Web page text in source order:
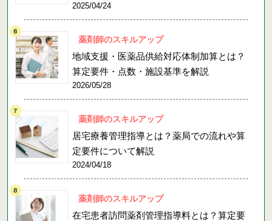
2025/04/24
薬剤師のスキルアップ
地域支援・医薬品供給対応体制加算とは？
算定要件・点数・施設基準を解説
2026/05/28
薬剤師のスキルアップ
居宅療養管理指導とは？薬局での流れや算
定要件について解説
2024/04/18
薬剤師のスキルアップ
在宅患者訪問薬剤管理指導料とは？算定要